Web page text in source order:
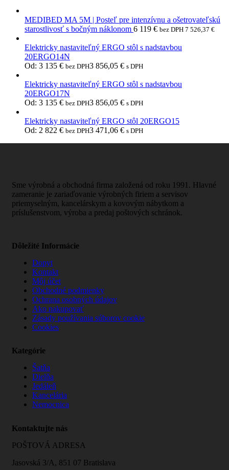
MEDIBED MA 5M | Posteľ pre intenzívnu a ošetrovateľskú
starostlivosť s bočným náklonom 6 119 € bez DPH 7 526,37 €
Elektricky nastaviteľný ERGO stôl s nadstavbou
20ERGO14N
Od: 3 135 € bez DPH3 856,05 € s DPH
Elektricky nastaviteľný ERGO stôl s nadstavbou
20ERGO17N
Od: 3 135 € bez DPH3 856,05 € s DPH
Elektricky nastaviteľný ERGO stôl 20ERGO15
Od: 2 822 € bez DPH3 471,06 € s DPH
Sme výrobná a obchodná firma založená od roku 1991. Hlavné
zameranie je zariaďovanie výrobných firiem a servisov
priemyselným, kancelárskym a kovovým nábytkom a
príslušenstvom, výroba a predaj poštových schránok.
Dôležité Informácie
Dopyt
Kontakt
Môj účet
Obchodné podmienky
Ochrana osobných údajov
Ako nakupovať
Zásady používania súborov cookie
Cookies
Kategórie
Šatňa
Dielňa
Jedáleň
Kancelária
Nemocnica
Kontaktujte nás
POŠTOVÁ ADRESA
Jasovská 3/A, 851 07 Bratislava